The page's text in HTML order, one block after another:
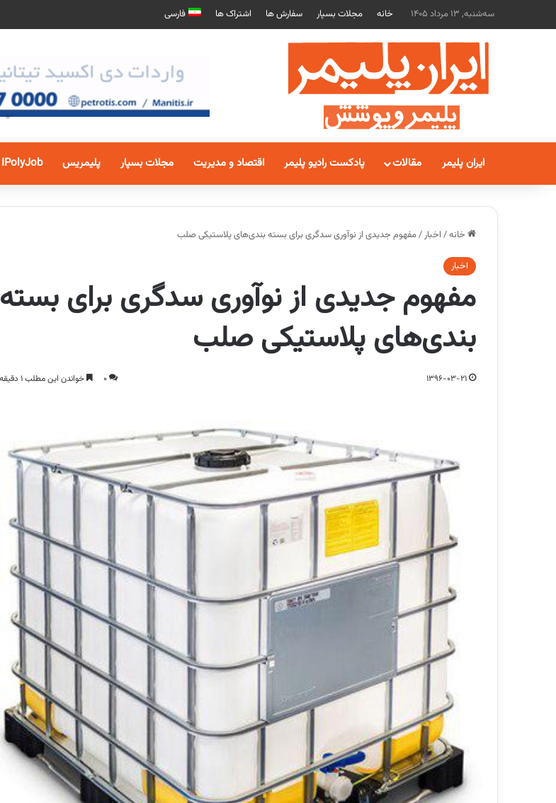
سه‌شنبه, 13 مرداد 1405 خانه مجلات بسپار سفارش ها اشتراک ها فارسی
ایران پلیمر مقالات پادکست رادیو پلیمر اقتصاد و مدیریت مجلات بسپار پلیمریس IPolyJob
خانه/ اخبار/مفهوم جدیدی از نوآوری سدگری برای بسته بندی‌های پلاستیکی صلب
اخبار
مفهوم جدیدی از نوآوری سدگری برای بسته
بندی‌های پلاستیکی صلب
1396-03-21
0 خواندن این مطلب 1 دقیقه زمان میبرد